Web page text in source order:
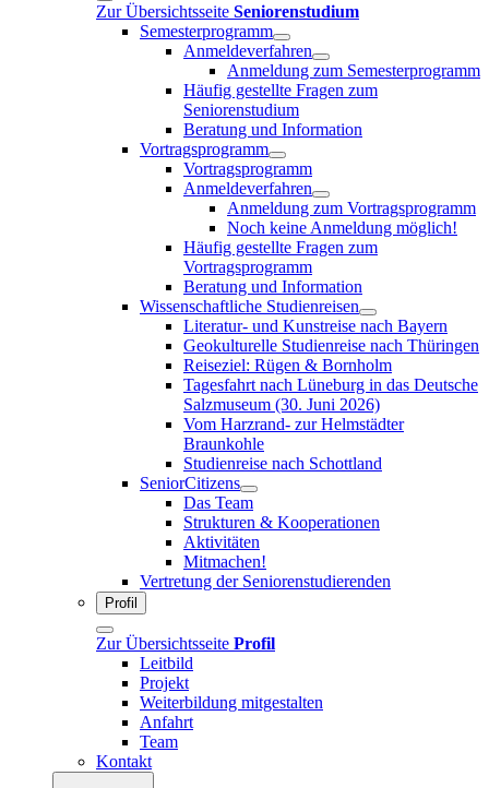
Zur Übersichtsseite Seniorenstudium
Semesterprogramm
Anmeldeverfahren
Anmeldung zum Semesterprogramm
Häufig gestellte Fragen zum
Seniorenstudium
Beratung und Information
Vortragsprogramm
Vortragsprogramm
Anmeldeverfahren
Anmeldung zum Vortragsprogramm
Noch keine Anmeldung möglich!
Häufig gestellte Fragen zum
Vortragsprogramm
Beratung und Information
Wissenschaftliche Studienreisen
Literatur- und Kunstreise nach Bayern
Geokulturelle Studienreise nach Thüringen
Reiseziel: Rügen & Bornholm
Tagesfahrt nach Lüneburg in das Deutsche
Salzmuseum (30. Juni 2026)
Vom Harzrand- zur Helmstädter
Braunkohle
Studienreise nach Schottland
SeniorCitizens
Das Team
Strukturen & Kooperationen
Aktivitäten
Mitmachen!
Vertretung der Seniorenstudierenden
Profil
Zur Übersichtsseite Profil
Leitbild
Projekt
Weiterbildung mitgestalten
Anfahrt
Team
Kontakt